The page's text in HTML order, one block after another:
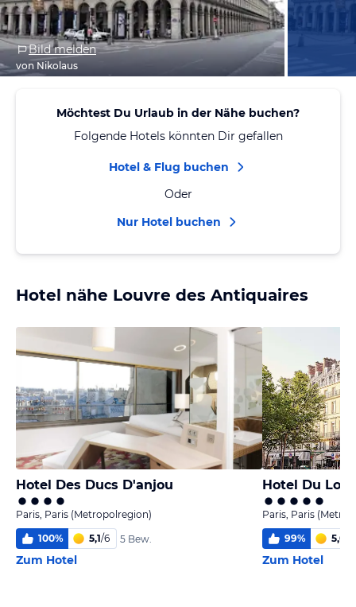
Bild melden
von Nikolaus
Möchtest Du Urlaub in der Nähe buchen?
Folgende Hotels könnten Dir gefallen
Hotel & Flug buchen
Oder
Nur Hotel buchen
Hotel nähe Louvre des Antiquaires
Hotel Des Ducs D'anjou
Paris, Paris (Metropolregion)
100% 5,1/6 5 Bew.
Zum Hotel
Hotel Du
Paris, Paris
99% 5,0
Zum Hotel